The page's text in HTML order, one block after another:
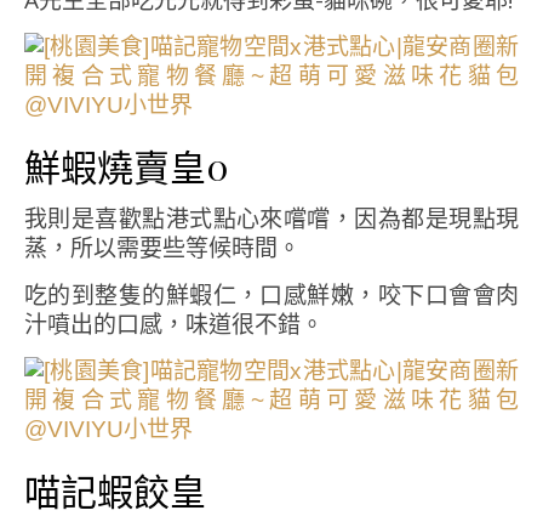
鮮蝦燒賣皇0
我則是喜歡點港式點心來嚐嚐，因為都是現點現
蒸，所以需要些等候時間。
吃的到整隻的鮮蝦仁，口感鮮嫩，咬下口會會肉
汁噴出的口感，味道很不錯。
喵記蝦餃皇